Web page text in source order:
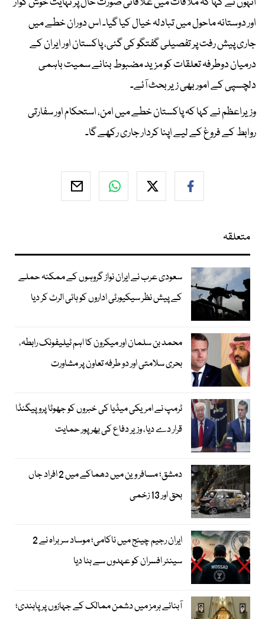
اور دوستانہ ماحول میں تبادلہ خیال کیا گیا۔ اس دوران خطے میں
جاری پیش رفت پر تفصیلی گفتگو کی گئی، پاکستان اور ایران کے
درمیان دوطرفہ تعلقات کو مزید مضبوط بنانے سمیت باہمی
دلچسپی کے امور بھی زیر بحث آئے۔
وزیراعظم نے کہا کہ پاکستان خطے میں امن، استحکام اور سفارتی
روابط کے فروغ کے لیے اپنا کردار جاری رکھے گا۔
متعلقہ
سعودی عرب نے ایران نواز گروہوں کے ممکنہ حملے
کے پیش نظر سیکیورٹی اداروں کو ہائی الرٹ کر دیا
محمد بن سلمان اور میکرون کا اہم ٹیلیفونک رابطہ،
بحری سلامتی اور دو طرفہ تعاون پر مشاورت
ٹرمپ نے امریکی میڈیا کی خبروں کو جھوٹا پروپیگنڈا
قرار دے دیا، وزیر دفاع کی بھرپور حمایت
دمشق؛ مسافر وین میں دھماکے میں 2 افراد جاں
بحق اور 13 زخمی
ایران رجیم چینج میں ناکامی؛ موساد سربراہ نے 2
سینئر افسران کو عہدوں سے ہٹا دیا
آبنائے ہرمز میں دشمن ممالک کے جہازوں پر پابندی؛